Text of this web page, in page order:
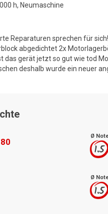
h, Neumaschine
Reparaturen sprechen für
abgedichtet 2x
gerät jetzt so gut wie tod
deshalb wurde ein neuer
Ø
1.5
Ø
1.5